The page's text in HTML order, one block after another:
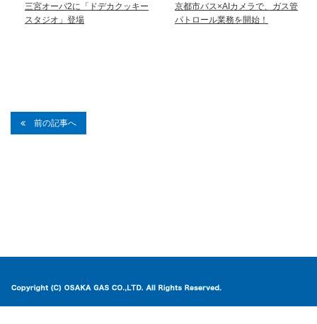
三宮オーパ2に「ドデカクッキー
スタジオ」登場
京都市バス×AIカメラで、ガス管
パトロール業務を開始！
前の記事へ